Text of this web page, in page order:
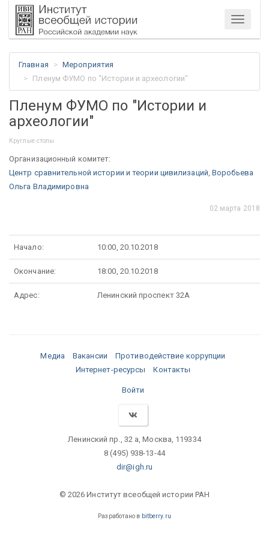
Меню
Главная
Мероприятия
Пленум ФУМО по "Истории и археологии"
Пленум ФУМО по "Истории и
археологии"
Круглые столы
Организационный комитет:
Центр сравнительной истории и теории цивилизаций ,Воробьева
Ольга Владимировна
02 марта 2018
Начало: 10:00, 20.10.2018
Окончание: 18:00, 20.10.2018
Адрес: Ленинский проспект 32А
Медиа Вакансии
Противодействие коррупции
Интернет-ресурсы
Контакты
Войти
Ленинский пр., 32 а, Москва, 119334
8 (495) 938-13-44
dir@igh.ru
© 2026 Институт всеобщей истории РАН
Разработано в bitberry.ru